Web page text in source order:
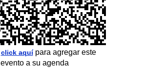
click aquípara agregar este
evento a su agenda